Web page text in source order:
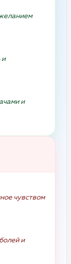
и
и
чувством
и